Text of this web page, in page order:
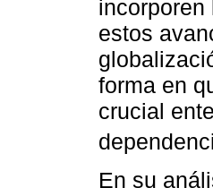
incorporen
estos
forma en
crucial
En su